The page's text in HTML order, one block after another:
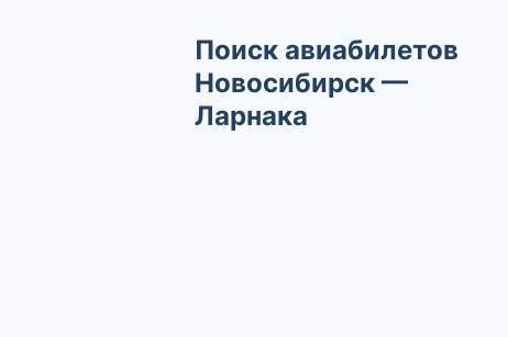
Поиск авиабилетов
Новосибирск —
Ларнака